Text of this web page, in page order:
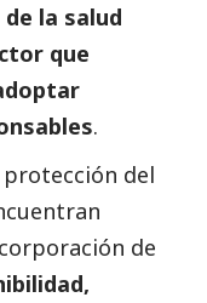
la salud
que
.
protección del
de